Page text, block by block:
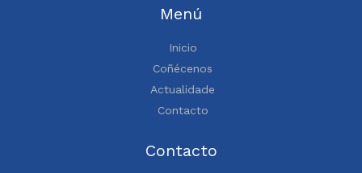
Menú
Inicio
Coñécenos
Actualidade
Contacto
Contacto